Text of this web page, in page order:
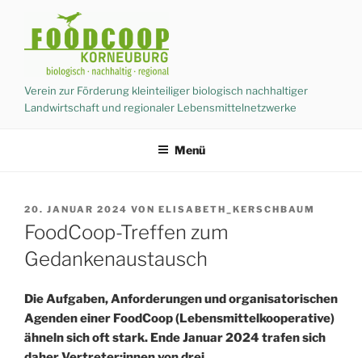
springen
Verein zur Förderung kleinteiliger biologisch nachhaltiger
Landwirtschaft und regionaler Lebensmittelnetzwerke
Menü
VERÖFFENTLICHT
AM
20. JANUAR 2024 VON ELISABETH_KERSCHBAUM
FoodCoop-Treffen zum
Gedankenaustausch
Die Aufgaben, Anforderungen und organisatorischen
Agenden einer FoodCoop (Lebensmittelkooperative)
ähneln sich oft stark. Ende Januar 2024 trafen sich